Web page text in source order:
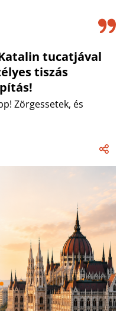
tucatjával
tiszás
Zörgessetek, és